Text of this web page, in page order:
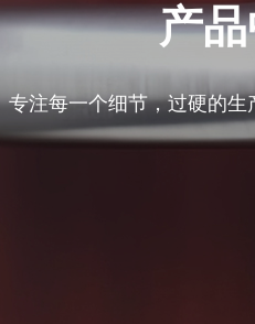
产
专注每一个细节，过硬